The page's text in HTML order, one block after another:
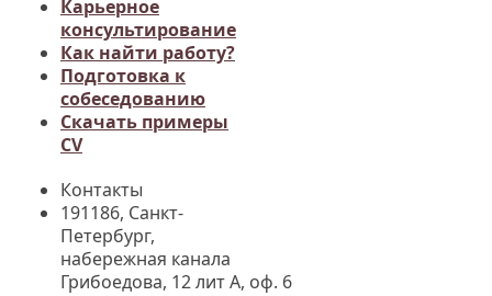
Карьерное
консультирование
Как найти работу?
Подготовка к
собеседованию
Cкачать примеры
CV
Контакты
191186, Санкт-
Петербург,
набережная канала
Грибоедова, 12 лит А, оф. 6